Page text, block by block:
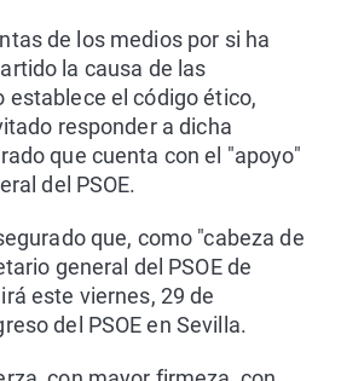
de los medios por si ha
la causa de las
establece el código ético,
responder a dicha
que cuenta con el "apoyo"
del PSOE.
que, como "cabeza de
general del PSOE de
este viernes, 29 de
del PSOE en Sevilla.